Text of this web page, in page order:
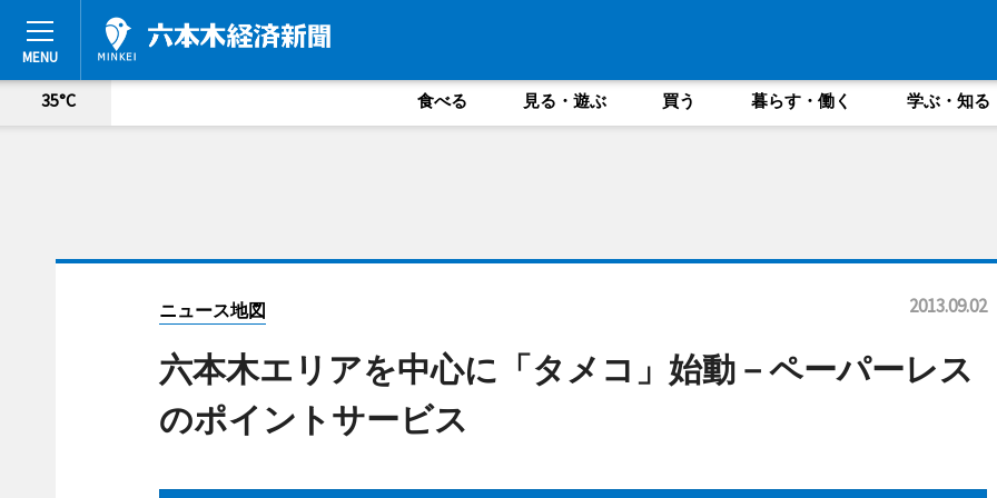
35°C 食べる 見る・遊ぶ 買う 暮らす・働く 学ぶ・知る
ニュース地図 2013.09.02
六本木エリアを中心に「タメコ」始動－ペーパーレス
のポイントサービス